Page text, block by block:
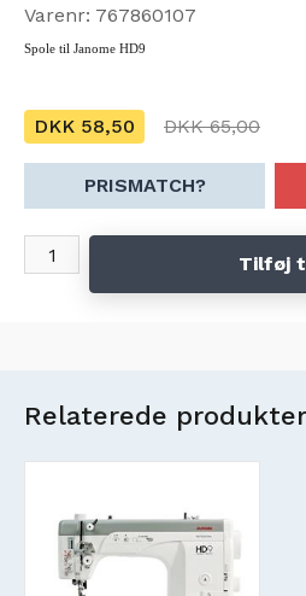
Varenr: 767860107
Spole til Janome HD9
DKK 58,50 DKK 65,00
PRISMATCH?
Tilføj
Relaterede produkter